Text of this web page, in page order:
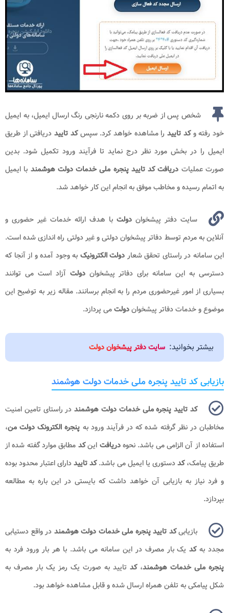
شخص پس از ضربه بر روی دکمه نارنجی رنگ ارسال ایمیل، به ایمیل
خود رفته وکد تایید را مشاهده خواهد کرد. سپسکد تاییددریافتی از طریق
ایمیل را در بخش مورد نظر درج نماید تا فرآیند ورود تکمیل شود. بدین
صورت عملیات دریافت کد تایید پنجره ملی خدمات دولت هوشمند با ایمیل
به اتمام رسیده و مخاطب موفق به انجام این کار خواهد شد.
سایت دفتر پیشخوان دولت با هدف ارائه خدمات غیر حضوری و
آنلاین به مردم توسط دفاتر پیشخوان دولتی و غیر دولتی راه اندازی شده است.
این سامانه در راستای تحقق شعار دولت الکترونیک به وجود آمده و از آنجا که
دسترسی به این سامانه برای دفاتر پیشخواندولتآزاد است می توانند
بسیاری از امور غیرحضوری مردم را به انجام برسانند. مقاله زیر به توضیح این
موضوع و خدمات دفاتر پیشخواندولتمی پردازد.
بیشتر بخوانید: سایت دفتر پیشخوان دولت
بازیابی کد تایید پنجره ملی خدمات دولت هوشمند
کد تایید پنجره ملی خدمات دولت هوشمنددر راستای تامین امنیت
مخاطبان در نظر گرفته شده که در فرآیند ورود به پنجره الکترونک دولت من،
استفاده از آن الزامی می باشد. نحوهدریافت اینکد مطابق موارد گفته شده از
طریق پیامک،کددستوری یا ایمیل می باشد.کد تاییددارای اعتبار محدود بوده
و فرد نیاز به بازیابی آن خواهد داشت که بایستی در این باره به مطالعه
بپردازد.
بازیابیکد تایید پنجره ملی خدمات دولت هوشمند در واقع دستیابی
مجدد بهکد یک بار مصرف در این سامانه می باشد. با هر بار ورود فرد به
پنجره ملی خدمات هوشمند،کد تایید به صورت یک رمز یک بار مصرف به
شکل پیامکی به تلفن همراه ارسال شده و قابل مشاهده خواهد بود.